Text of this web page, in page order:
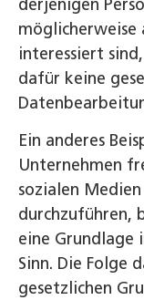
derjenigen
interessiert
dafür keine
Ein anderes
Unternehmen
sozialen Medien
durchzuführen,
eine Grundlage
Sinn. Die Folge
gesetzlichen